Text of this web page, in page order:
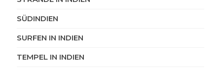
SÜDINDIEN
SURFEN IN INDIEN
TEMPEL IN INDIEN